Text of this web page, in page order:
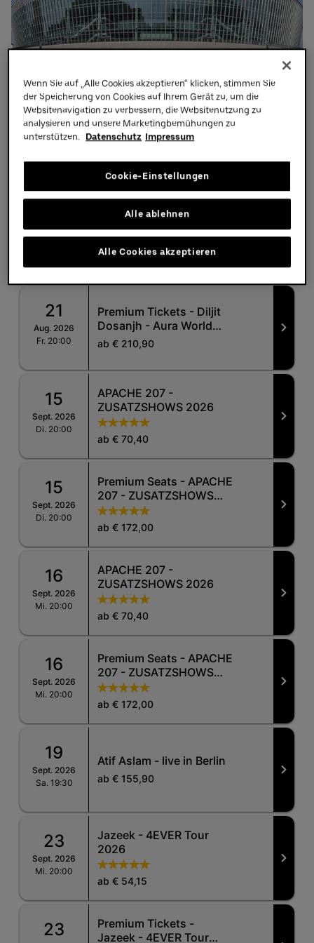
Uber Platz
Wenn Sie auf „Alle Cookies akzeptieren“ klicken, stimmen Sie
der Speicherung von Cookies auf Ihrem Gerät zu, um die
Websitenavigation zu verbessern, die Websitenutzung zu
analysieren und unsere Marketingbemühungen zu
unterstützen.
Datenschutz Impressum
Cookie-Einstellungen
Alle ablehnen
Alle Cookies akzeptieren